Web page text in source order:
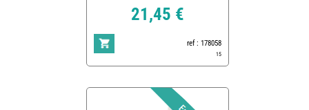
21,45 €
ref : 178058
15